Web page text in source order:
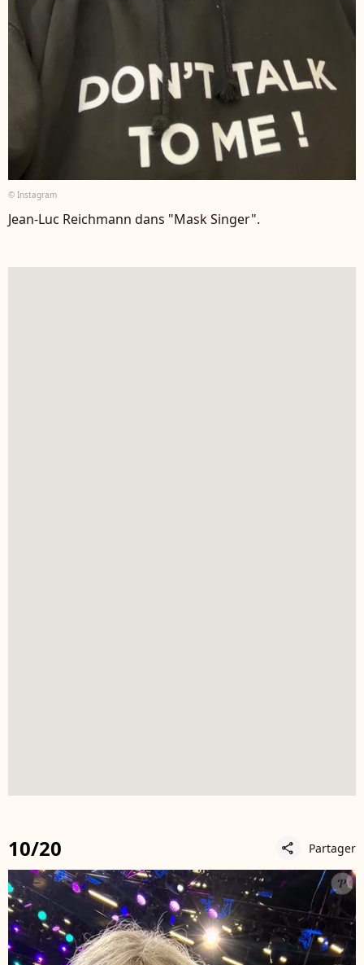
© Instagram
Jean-Luc Reichmann dans "Mask Singer".
10/20 share Partager